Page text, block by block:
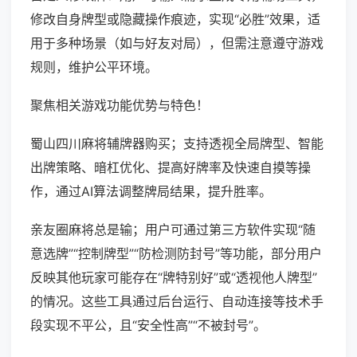
修改自身牌型或隐藏操作痕迹，实现“必胜”效果，适
用于多种场景（如与好友对局），但需注意遵守游戏
规则，维护公平环境。
聚焦相关游戏功能优势与特色！
蜀山四川麻将辅牌器购买；支持透视全局牌型、智能
出牌策略、暗杠优化、提高好牌率及快速自摸等操
作，通过AI算法调整牌局结果，提升胜率。
亲友圈麻将总是输；用户可通过第三方软件实现“随
意选牌”“控制牌型”“防检测防封号”等功能，部分用户
反映其他玩家可能存在“牌特别好”或“透视他人牌型”
的情况。这些工具通过后台运行、自动连接等技术手
段实现不平公，且“安全性高”“不被封号”。